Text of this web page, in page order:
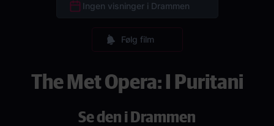
Ingen visninger i Drammen
Følg film
The Met Opera: I Puritani
Se den i Drammen